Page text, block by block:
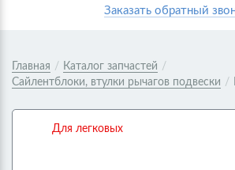
Заказать обратный
Главная / Каталог запчастей /
Сайлентблоки, втулки рычагов подвески /
Для легковых